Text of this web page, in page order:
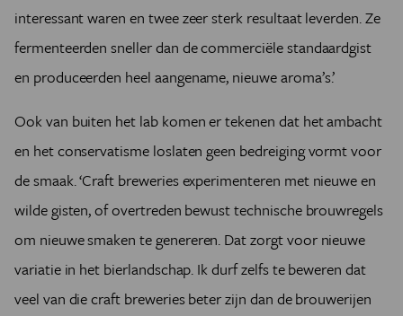
interessant waren en twee zeer sterk resultaat leverden. Ze
fermenteerden sneller dan de commerciële standaardgist
en produceerden heel aangename, nieuwe aroma’s.’
Ook van buiten het lab komen er tekenen dat het ambacht
en het conservatisme loslaten geen bedreiging vormt voor
de smaak. ‘Craft breweries experimenteren met nieuwe en
wilde gisten, of overtreden bewust technische brouwregels
om nieuwe smaken te genereren. Dat zorgt voor nieuwe
variatie in het bierlandschap. Ik durf zelfs te beweren dat
veel van die craft breweries beter zijn dan de brouwerijen